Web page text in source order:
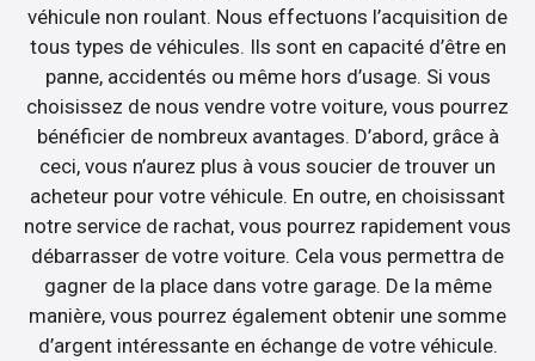
véhicule non roulant. Nous effectuons l’acquisition de
tous types de véhicules. Ils sont en capacité d’être en
panne, accidentés ou même hors d’usage. Si vous
choisissez de nous vendre votre voiture, vous pourrez
bénéficier de nombreux avantages. D’abord, grâce à
ceci, vous n’aurez plus à vous soucier de trouver un
acheteur pour votre véhicule. En outre, en choisissant
notre service de rachat, vous pourrez rapidement vous
débarrasser de votre voiture. Cela vous permettra de
gagner de la place dans votre garage. De la même
manière, vous pourrez également obtenir une somme
d’argent intéressante en échange de votre véhicule.